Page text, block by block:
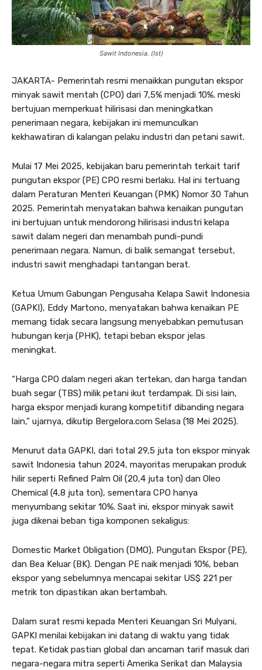
Sawit Indonesia. (Ist)
JAKARTA- Pemerintah resmi menaikkan pungutan ekspor
minyak sawit mentah (CPO) dari 7,5% menjadi 10%. meski
bertujuan memperkuat hilirisasi dan meningkatkan
penerimaan negara, kebijakan ini memunculkan
kekhawatiran di kalangan pelaku industri dan petani sawit.
Mulai 17 Mei 2025, kebijakan baru pemerintah terkait tarif
pungutan ekspor (PE) CPO resmi berlaku. Hal ini tertuang
dalam Peraturan Menteri Keuangan (PMK) Nomor 30 Tahun
2025. Pemerintah menyatakan bahwa kenaikan pungutan
ini bertujuan untuk mendorong hilirisasi industri kelapa
sawit dalam negeri dan menambah pundi-pundi
penerimaan negara. Namun, di balik semangat tersebut,
industri sawit menghadapi tantangan berat.
Ketua Umum Gabungan Pengusaha Kelapa Sawit Indonesia
(GAPKI), Eddy Martono, menyatakan bahwa kenaikan PE
memang tidak secara langsung menyebabkan pemutusan
hubungan kerja (PHK), tetapi beban ekspor jelas
meningkat.
“Harga CPO dalam negeri akan tertekan, dan harga tandan
buah segar (TBS) milik petani ikut terdampak. Di sisi lain,
harga ekspor menjadi kurang kompetitif dibanding negara
lain,” ujarnya, dikutip Bergelora.com Selasa (18 Mei 2025).
Menurut data GAPKI, dari total 29,5 juta ton ekspor minyak
sawit Indonesia tahun 2024, mayoritas merupakan produk
hilir seperti Refined Palm Oil (20,4 juta ton) dan Oleo
Chemical (4,8 juta ton), sementara CPO hanya
menyumbang sekitar 10%. Saat ini, ekspor minyak sawit
juga dikenai beban tiga komponen sekaligus:
Domestic Market Obligation (DMO), Pungutan Ekspor (PE),
dan Bea Keluar (BK). Dengan PE naik menjadi 10%, beban
ekspor yang sebelumnya mencapai sekitar US$ 221 per
metrik ton dipastikan akan bertambah.
Dalam surat resmi kepada Menteri Keuangan Sri Mulyani,
GAPKI menilai kebijakan ini datang di waktu yang tidak
tepat. Ketidak pastian global dan ancaman tarif masuk dari
negara-negara mitra seperti Amerika Serikat dan Malaysia